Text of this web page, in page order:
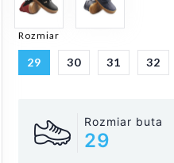
Rozmiar
29 30 31 32
Rozmiar buta
29